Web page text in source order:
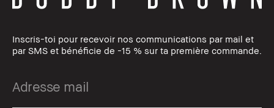
Inscris-toi pour recevoir nos communications par mail et
par SMS et bénéficie de -15 % sur ta première commande.